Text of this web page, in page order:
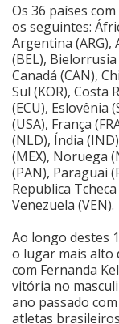
Os 36 países
os seguintes:
Argentina (ARG),
(BEL), Bielorrusia
Canadá (CAN),
Sul (KOR), Costa
(ECU), Eslovênia
(USA), França
(NLD), Índia
(MEX), Noruega
(PAN), Paraguai
Republica Tcheca
Venezuela (VEN).
Ao longo destes
o lugar mais alto
com Fernanda
vitória no
ano passado
atletas